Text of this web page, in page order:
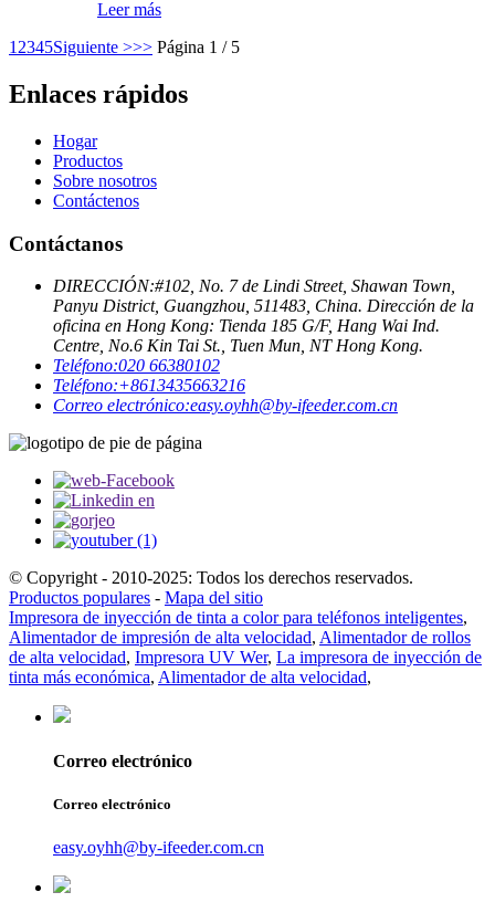
Leer más
1 2345Siguiente >>> Página 1 / 5
Enlaces rápidos
Hogar
Productos
Sobre nosotros
Contáctenos
Contáctanos
DIRECCIÓN:#102, No. 7 de Lindi Street, Shawan Town,
Panyu District, Guangzhou, 511483, China. Dirección de la
oficina en Hong Kong: Tienda 185 G/F, Hang Wai Ind.
Centre, No.6 Kin Tai St., Tuen Mun, NT Hong Kong.
Teléfono:020 66380102
Teléfono:+8613435663216
Correo electrónico:easy.oyhh@by-ifeeder.com.cn
© Copyright - 2010-2025: Todos los derechos reservados.
Productos populares - Mapa del sitio
Impresora de inyección de tinta a color para teléfonos inteligentes,
Alimentador de impresión de alta velocidad, Alimentador de rollos
de alta velocidad, Impresora UV Wer, La impresora de inyección de
tinta más económica, Alimentador de alta velocidad,
Correo electrónico
Correo electrónico
easy.oyhh@by-ifeeder.com.cn